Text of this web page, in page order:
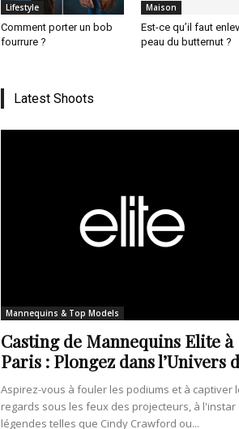
Lifestyle
Comment porter un bob
fourrure ?
Maison
Est-ce qu’il faut
peau du butternut ?
Latest Shoots
Mannequins & Top Models
Casting de Mannequins Elite à
Paris : Plongez dans l’Univers
Aspirez-vous à fouler les podiums et à captiver
regards sous les feux des projecteurs, à l'instar
légendes telles que Cindy Crawford ou...